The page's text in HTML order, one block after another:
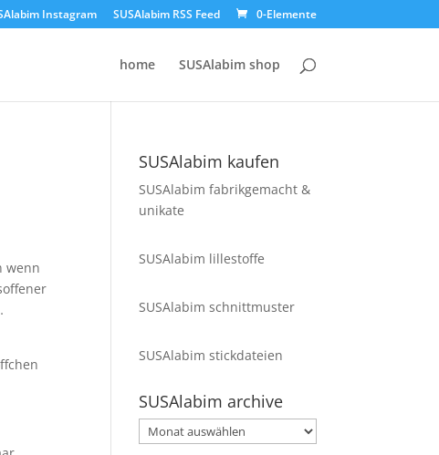
Instagram SUSAlabim RSS Feed 0-Elemente
home SUSAlabim shop
wenn
SUSAlabim kaufen
SUSAlabim fabrikgemacht &
unikate
SUSAlabim lillestoffe
SUSAlabim schnittmuster
SUSAlabim stickdateien
SUSAlabim archive
SUSAlabim
archive